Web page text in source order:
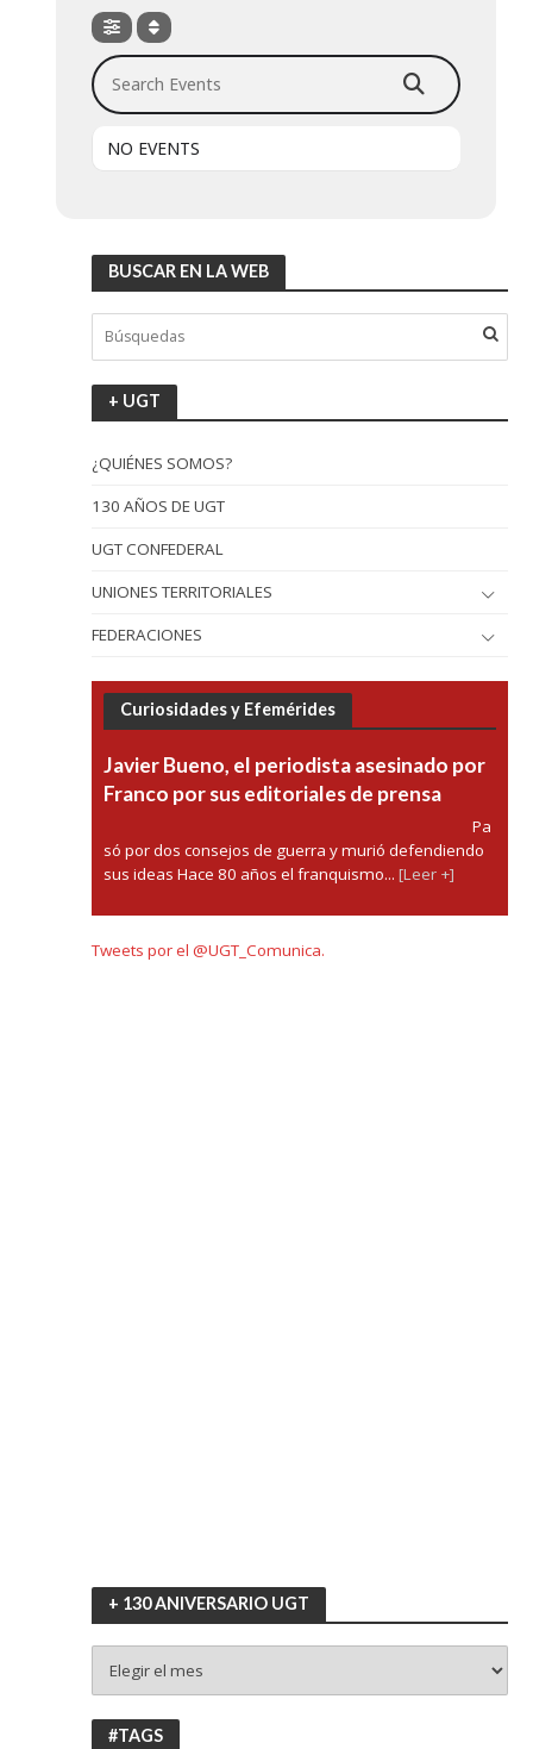
Search Events
NO EVENTS
BUSCAR EN LA WEB
+ UGT
¿QUIÉNES SOMOS?
130 AÑOS DE UGT
UGT CONFEDERAL
UNIONES TERRITORIALES
FEDERACIONES
Curiosidades y Efemérides
Javier Bueno, el periodista asesinado por
Franco por sus editoriales de prensa
Pa
só por dos consejos de guerra y murió defendiendo
sus ideas Hace 80 años el franquismo... [Leer +]
Tweets por el @UGT_Comunica.
+ 130 ANIVERSARIO UGT
130
ANIVERSARIO
UGT
#TAGS